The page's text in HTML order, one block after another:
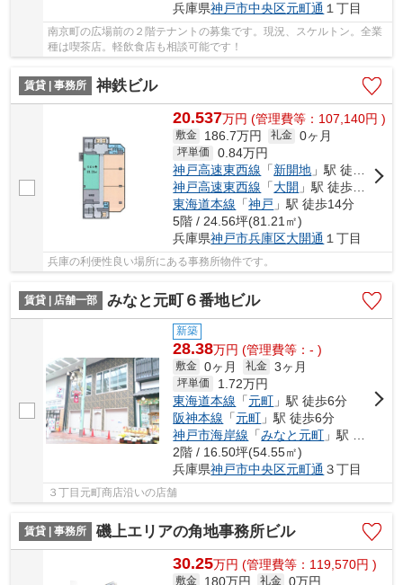
兵庫県神戸市中央区元町通 １丁目
南京町の広場前の２階テナントの募集です。現況、スケルトン。全業
種は喫茶店。軽飲食店も相談可能です！
賃貸 | 事務所 神鉄ビル
20.537万円 (管理費等：107,140円 )
敷金 186.7万円 礼金 0ヶ月
坪単価 0.84万円
神戸高速東西線 「新開地 」駅 徒歩1分
神戸高速東西線 「大開 」駅 徒歩11分
東海道本線 「神戸 」駅 徒歩14分
5階 / 24.56坪(81.21㎡)
兵庫県神戸市兵庫区大開通 １丁目
兵庫の利便性良い場所にある事務所物件です。
賃貸 | 店舗一部 みなと元町６番地ビル
新築
28.38万円 (管理費等：- )
敷金 0ヶ月 礼金 3ヶ月
坪単価 1.72万円
東海道本線 「元町 」駅 徒歩6分
阪神本線 「元町 」駅 徒歩6分
神戸市海岸線 「みなと元町 」駅 徒歩4分
2階 / 16.50坪(54.55㎡)
兵庫県神戸市中央区元町通 ３丁目
３丁目元町商店沿いの店舗
賃貸 | 事務所 磯上エリアの角地事務所ビル
30.25万円 (管理費等：119,570円 )
敷金 180万円 礼金 0万円